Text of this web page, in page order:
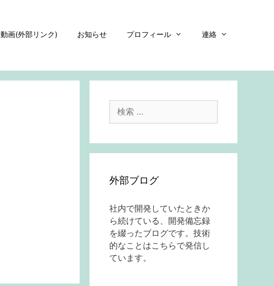
動画(外部リンク) お知らせ プロフィール 連絡
索:
外部ブログ
社内で開発していたときか
ら続けている、開発備忘録
を綴ったブログです。技術
的なことはこちらで発信し
ています。